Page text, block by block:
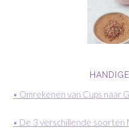
• Omrekenen van Cups naar
• De 3 verschillende soorten